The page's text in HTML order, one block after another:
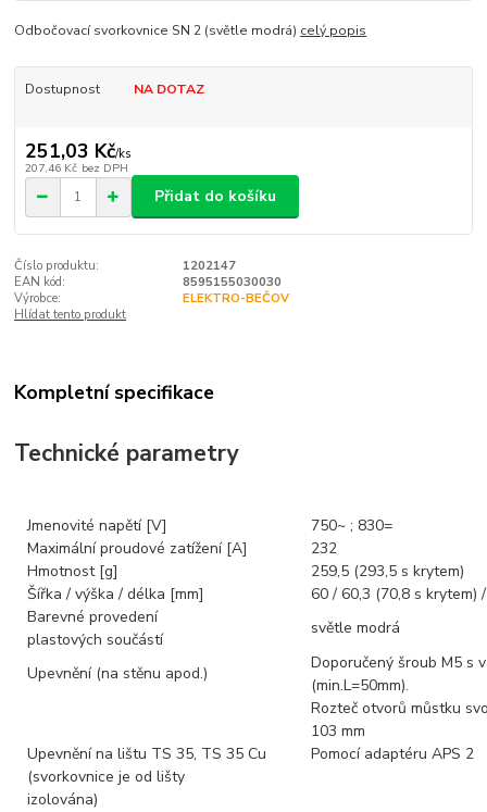
Odbočovací svorkovnice SN 2 (světle modrá) celý popis
Dostupnost NA DOTAZ
251,03 Kč/ks
207,46 Kč bez DPH
Přidat do košíku
Číslo produktu:
1202147
EAN kód:
8595155030030
Výrobce:
ELEKTRO-BEČOV
Hlídat tento produkt
Kompletní specifikace
Technické parametry
Jmenovité napětí [V]
750~ ; 830=
Maximální proudové zatížení [A]
232
Hmotnost [g]
259,5 (293,5 s krytem)
Šířka / výška / délka [mm]
60 / 60,3 (70,8 s krytem)
Barevné provedení
plastových součástí
světle modrá
Upevnění (na stěnu apod.)
Doporučený šroub M5 s
(min.L=50mm).
Rozteč otvorů můstku
103 mm
Upevnění na lištu TS 35, TS 35 Cu
Pomocí adaptéru APS 2
(svorkovnice je od lišty
izolována)